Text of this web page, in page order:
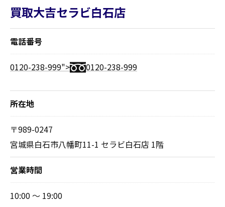
買取大吉セラビ白石店
電話番号
0120-238-999"> 0120-238-999
所在地
〒989-0247
宮城県白石市八幡町11-1 セラビ白石店 1階
営業時間
10:00 ～ 19:00